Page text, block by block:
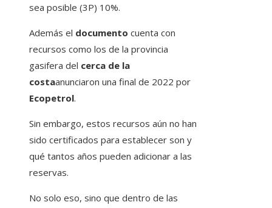
sea posible (3P) 10%.
Además el documento cuenta con
recursos como los de la provincia
gasifera del cerca de la
costaanunciaron una final de 2022 por
Ecopetrol.
Sin embargo, estos recursos aún no han
sido certificados para establecer son y
qué tantos años pueden adicionar a las
reservas.
No solo eso, sino que dentro de las